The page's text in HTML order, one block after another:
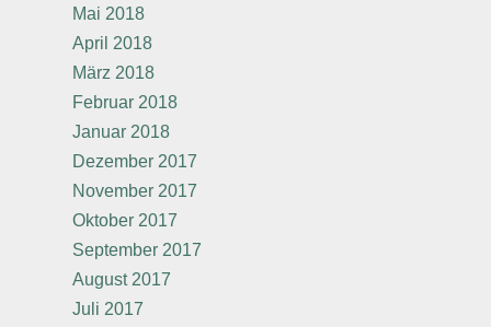
Mai 2018
April 2018
März 2018
Februar 2018
Januar 2018
Dezember 2017
November 2017
Oktober 2017
September 2017
August 2017
Juli 2017